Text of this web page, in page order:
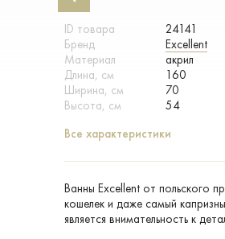
ID товара
24141
Бренд
Excellent
Материал
акрил
Длина, см
160
Ширина, см
70
Высота, см
54
Все характеристики
Ванны Excellent от польского
кошелек и даже самый
является внимательность к